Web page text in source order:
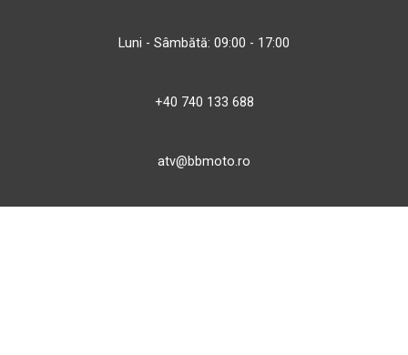
Luni - Sâmbătă: 09:00 - 17:00
+40 740 133 688
atv@bbmoto.ro